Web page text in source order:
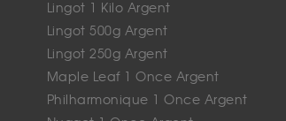
Lingot 1 Kilo Argent
Lingot 500g Argent
Lingot 250g Argent
Maple Leaf 1 Once Argent
Philharmonique 1 Once Argent